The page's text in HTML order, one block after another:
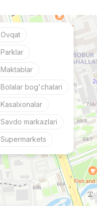
Ovqat
Parklar
Maktablar
Bolalar bog'chalari
Kasalxonalar
Savdo markazlari
Supermarkets